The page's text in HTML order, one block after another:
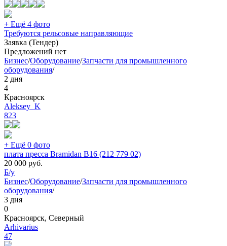
+ Ещё 4 фото
Требуются рельсовые направляющие
Заявка (Тендер)
Предложений нет
Бизнес/Оборудование/Запчасти для промышленного
оборудования/
2 дня
4
Красноярск
Aleksey_K
823
+ Ещё 0 фото
плата пресса Bramidan B16 (212 779 02)
20 000 руб.
Б/у
Бизнес/Оборудование/Запчасти для промышленного
оборудования/
3 дня
0
Красноярск, Северный
Arhivarius
47